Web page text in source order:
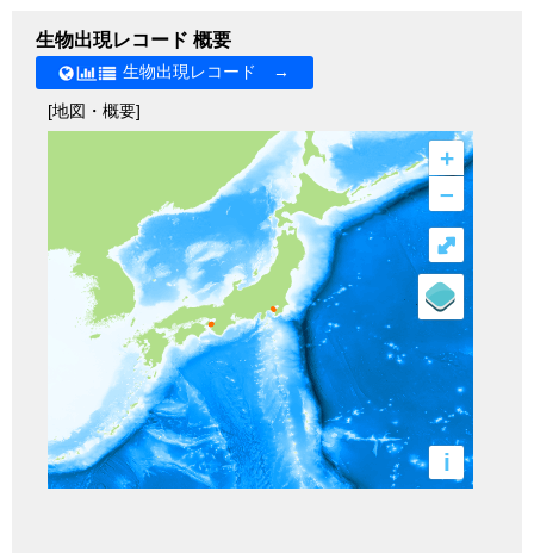
生物出現レコード 概要
生物出現レコード →
[地図・概要]
+
–
i
⤢